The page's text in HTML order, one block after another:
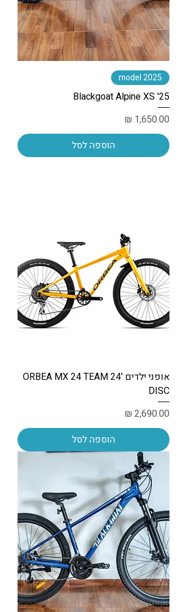
2025 model
Blackgoat Alpine XS '25
מחיר
הוספה לסל
אופני ילדים '24 ORBEA MX 24 TEAM
DISC
מחיר
הוספה לסל